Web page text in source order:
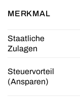
MERKMAL
Staatliche
Zulagen
Steuervorteil
(Ansparen)